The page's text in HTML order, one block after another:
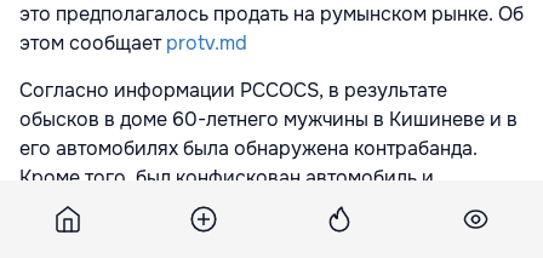
это предполагалось продать на румынском рынке. Об
этом сообщаетprotv.md
Согласно информации PCCOCS, в результате
обысков в доме 60-летнего мужчины в Кишиневе и в
его автомобилях была обнаружена контрабанда.
Кроме того, был конфискован автомобиль и
мобильные телефоны, использовавшиеся в этой
схеме.